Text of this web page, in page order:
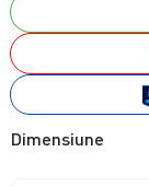
Dimensiune